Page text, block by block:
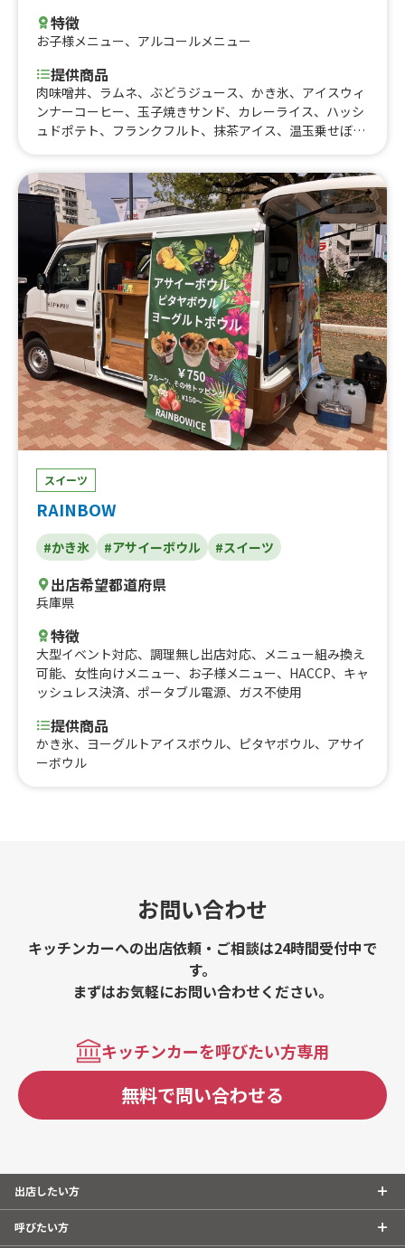
特徴
お子様メニュー、 アルコールメニュー
提供商品
肉味噌丼、ラムネ、ぶどうジュース、かき氷、アイスウィ
ンナーコーヒー、玉子焼きサンド、カレーライス、ハッシ
ュドポテト、フランクフルト、抹茶アイス、温玉乗せぼっ
ろうどん、冷やし肉味噌うどん、ミート丼、焼きそば、明
太焼きそば、キャラメルマシュマロクロッフル大、オレオ
クロッフル大、チョコマシュマロクロッフル大、抹茶アイ
スクロッフル大、バニラアイスクロッフル大、そばめし、
ごまだれ豚ぴた、ぼっかけ入りそばめし、ぼっかけピタ、
ミートピタ、フルーツサンド、玉子サンド、単品ホルモ
ン、単品ぼっかけ、クリームソーダ、コーヒーフロート、
アイスクリーム、こだわりパフェ、アップルジュース、オ
レンジジュース、カフェラテアイス、カフェオレ、アイス
コーヒー、コーヒー、バナナシェイク、いちごシェイク、
ビール
スイーツ
RAINBOW
#かき氷 #アサイーボウル #スイーツ
出店希望都道府県
兵庫県
特徴
大型イベント対応、 調理無し出店対応、
メニュー組み換え
可能、 女性向けメニュー、 お子様メニュー、 HACCP、 キャ
ッシュレス決済、 ポータブル電源、 ガス不使用
提供商品
かき氷、ヨーグルトアイスボウル、ピタヤボウル、アサイ
ーボウル
お問い合わせ
キッチンカーへの出店依頼・ご相談は24時間受付中で
す。
まずはお気軽にお問い合わせください。
キッチンカーを呼びたい方専用
無料で問い合わせる
出店したい方
呼びたい方